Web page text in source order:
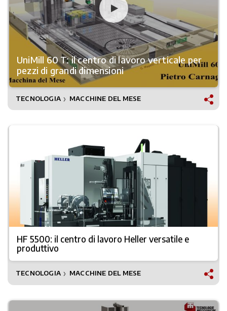
UniMill 60 T: il centro di lavoro verticale per
pezzi di grandi dimensioni
TECNOLOGIA ❯ MACCHINE DEL MESE
HF 5500: il centro di lavoro Heller versatile e
produttivo
TECNOLOGIA ❯ MACCHINE DEL MESE